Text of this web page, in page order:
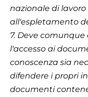
nazionale di
all'espletamento
7. Deve
l'accesso ai
conoscenza sia
difendere i propri
documenti